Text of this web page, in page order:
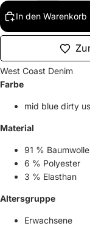
In den Warenkorb
West Coast Denim
Farbe
mid blue dirty
Material
91 % Baumwolle
6 % Polyester
3 % Elasthan
Altersgruppe
Erwachsene